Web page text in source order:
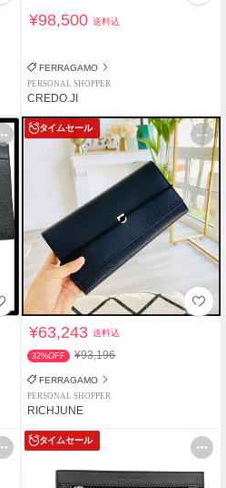
¥98,500送料込
FERRAGAMO
PERSONAL SHOPPER
CREDO.JI
タイムセール
¥63,243送料込
32%OFF ¥93,196
FERRAGAMO
PERSONAL SHOPPER
RICHJUNE
タイムセール